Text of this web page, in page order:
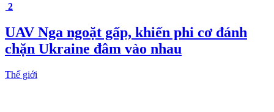
2
UAV Nga ngoặt gấp, khiến phi cơ đánh
chặn Ukraine đâm vào nhau
Thế giới